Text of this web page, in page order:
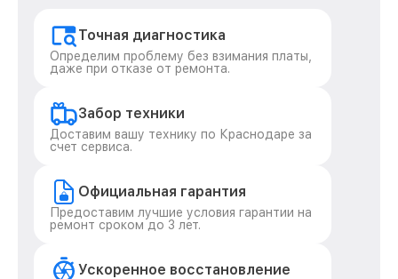
Точная диагностика
Определим проблему без взимания платы,
даже при отказе от ремонта.
Забор техники
Доставим вашу технику по Краснодаре за
счет сервиса.
Официальная гарантия
Предоставим лучшие условия гарантии на
ремонт сроком до 3 лет.
Ускоренное восстановление